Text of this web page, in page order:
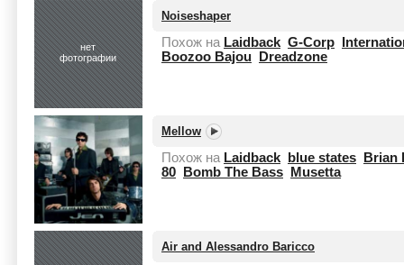
Жёлтой Голо...
нет
фотографии
Noiseshaper
Похож на Laidback G-Corp
Boozoo Bajou
Dreadzone
Mellow
Похож на Laidback blue states
Brian
80
Bomb The Bass Musetta
Air and Alessandro Baricco